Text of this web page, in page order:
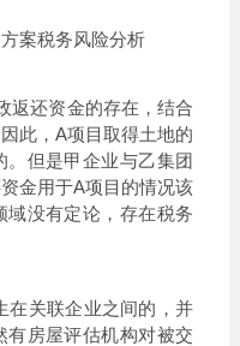
案税务风险分析
还资金的存在，结合
此，A项目取得土地的
。但是甲企业与乙集团
金用于A项目的情况该
域没有定论，存在税务
关联企业之间的，并
有房屋评估机构对被交